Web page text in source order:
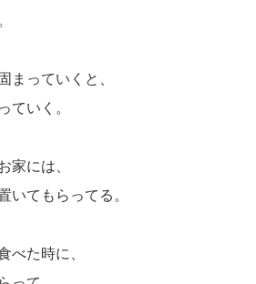
まっていくと、
ていく。
家には、
いてもらってる。
べた時に、